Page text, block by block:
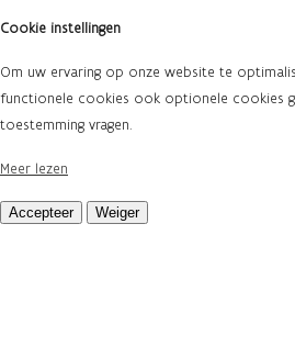
Cookie instellingen
Om uw ervaring op onze website te
functionele cookies ook optionele cookies
toestemming vragen.
Meer lezen
Accepteer Weiger